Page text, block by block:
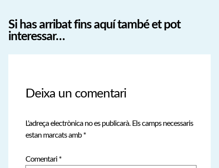
Si has arribat fins aquí també et pot
interessar…
Deixa un comentari
L'adreça electrònica no es publicarà. Els camps necessaris
estan marcats amb*
Comentari *